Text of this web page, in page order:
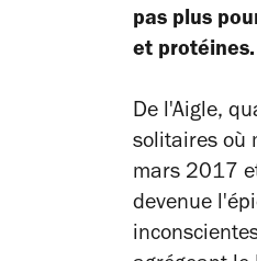
pas plus
et protéines.
De l'Aigle,
solitaires où
mars 2017
devenue